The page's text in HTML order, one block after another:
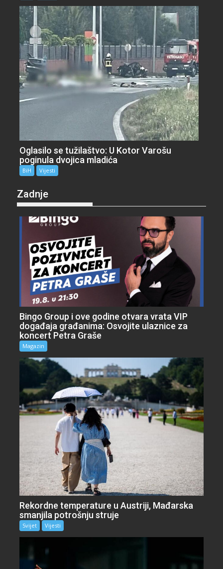
Oglasilo se tužilaštvo: U Kotor Varošu
poginula dvojica mladića
BiH Vijesti
Zadnje
Bingo Group i ove godine otvara vrata VIP
događaja građanima: Osvojite ulaznice za
koncert Petra Graše
Magazin
Rekordne temperature u Austriji, Mađarska
smanjila potrošnju struje
Svijet Vijesti